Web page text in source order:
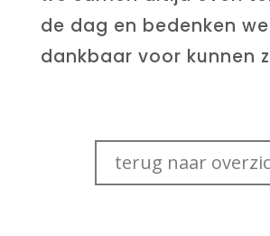
de dag en bedenken
dankbaar voor kunnen
terug naar